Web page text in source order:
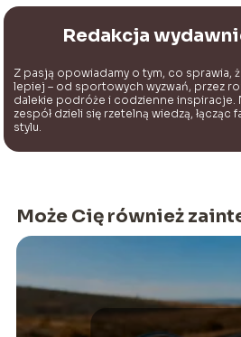
Redakcja
Z pasją opowiadamy o tym, co sprawia,
lepiej – od sportowych wyzwań, przez
dalekie podróże i codzienne inspiracje.
zespół dzieli się rzetelną wiedzą, łącząc
stylu.
Może Cię również